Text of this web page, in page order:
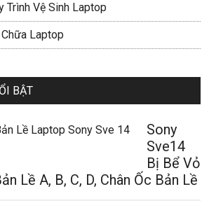
Trình Vệ Sinh Laptop
Laptop
BẬT
Sony
Sve14
Bị Bể Vỏ
Lề A, B, C, D, Chân Ốc Bản Lề